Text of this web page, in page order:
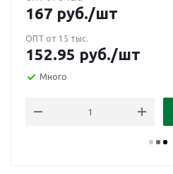
167 руб./шт
ОПТ от 15 тыс.
152.95 руб./шт
Много